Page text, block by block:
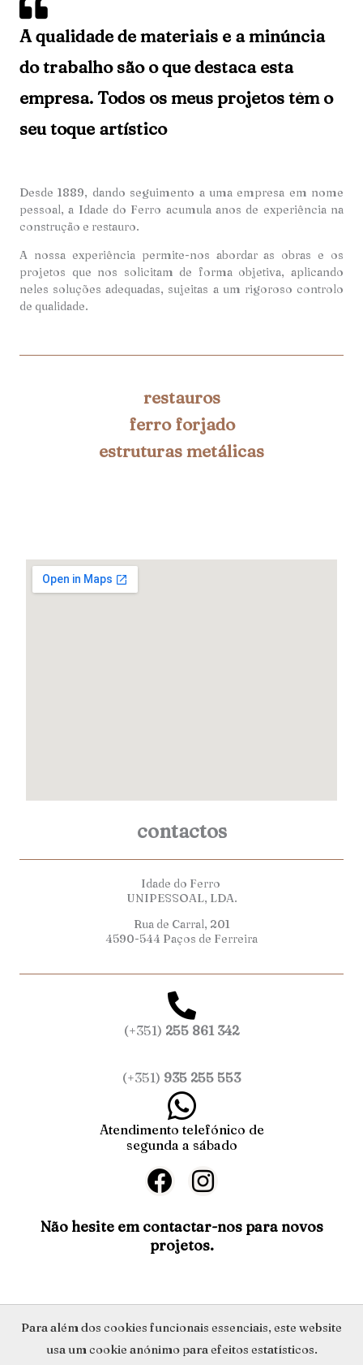
A qualidade de materiais e a minúncia
do trabalho são o que destaca esta
empresa. Todos os meus projetos têm o
seu toque artístico
Desde 1889, dando seguimento a uma empresa em nome
pessoal, a Idade do Ferro acumula anos de experiência na
construção e restauro.
A nossa experiência permite-nos abordar as obras e os
projetos que nos solicitam de forma objetiva, aplicando
neles soluções adequadas, sujeitas a um rigoroso controlo
de qualidade.
restauros
ferro forjado
estruturas metálicas
contactos
Idade do Ferro
UNIPESSOAL, LDA.
Rua de Carral, 201
4590-544 Paços de Ferreira
(+351) 255 861 342
(+351) 935 255 553
Atendimento telefónico de
segunda a sábado
F
a
c
e
o
o
k
I
n
s
t
g
r
a
Não hesite em contactar-nos para novos
projetos.
Política de Privacidade
Para além dos cookies funcionais essenciais, este website
usa um cookie anónimo para efeitos estatísticos.